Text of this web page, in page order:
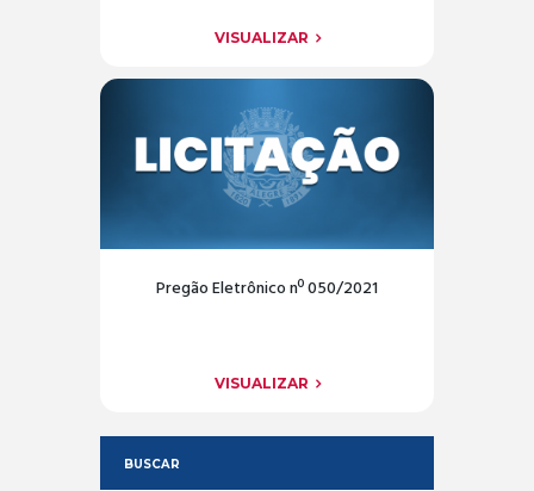
VISUALIZAR
Pregão Eletrônico nº 050/2021
VISUALIZAR
BUSCAR